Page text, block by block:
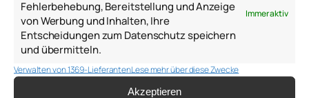
Fehlerbehebung, Bereitstellung und Anzeige
von Werbung und Inhalten, Ihre
Entscheidungen zum Datenschutz speichern
und übermitteln.
Immer aktiv
Verwalten von 1369-LieferantenLese mehr über diese Zwecke
Akzeptieren
…Unsportlich
…Unkreativ
…Unmathematisch